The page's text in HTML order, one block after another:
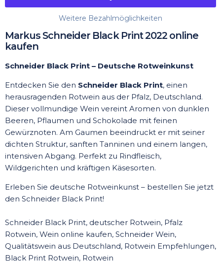
Weitere Bezahlmöglichkeiten
Markus Schneider Black Print 2022 online
kaufen
Schneider Black Print – Deutsche Rotweinkunst
Entdecken Sie den Schneider Black Print, einen
herausragenden Rotwein aus der Pfalz, Deutschland.
Dieser vollmundige Wein vereint Aromen von dunklen
Beeren, Pflaumen und Schokolade mit feinen
Gewürznoten. Am Gaumen beeindruckt er mit seiner
dichten Struktur, sanften Tanninen und einem langen,
intensiven Abgang. Perfekt zu Rindfleisch,
Wildgerichten und kräftigen Käsesorten.
Erleben Sie deutsche Rotweinkunst – bestellen Sie jetzt
den Schneider Black Print!
Schneider Black Print, deutscher Rotwein, Pfalz
Rotwein, Wein online kaufen, Schneider Wein,
Qualitätswein aus Deutschland, Rotwein Empfehlungen,
Black Print Rotwein, Rotwein